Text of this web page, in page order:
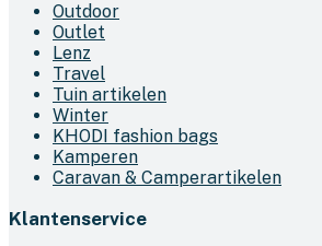
Outdoor
Outlet
Lenz
Travel
Tuin artikelen
Winter
KHODI fashion bags
Kamperen
Caravan & Camperartikelen
Klantenservice